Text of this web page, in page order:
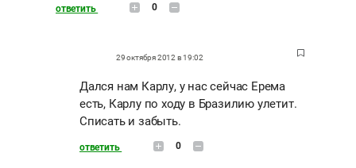
ответить 0
29 октября 2012 в 19:02
Дался нам Карлу, у нас сейчас Ерема
есть, Карлу по ходу в Бразилию улетит.
Списать и забыть.
ответить 0